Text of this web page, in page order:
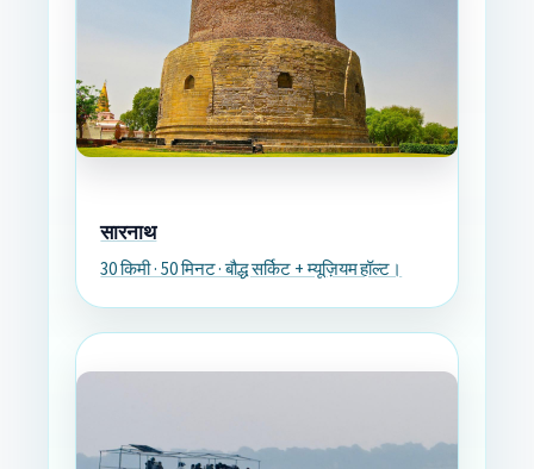
सारनाथ
30 किमी · 50 मिनट · बौद्ध सर्किट + म्यूज़ियम हॉल्ट।